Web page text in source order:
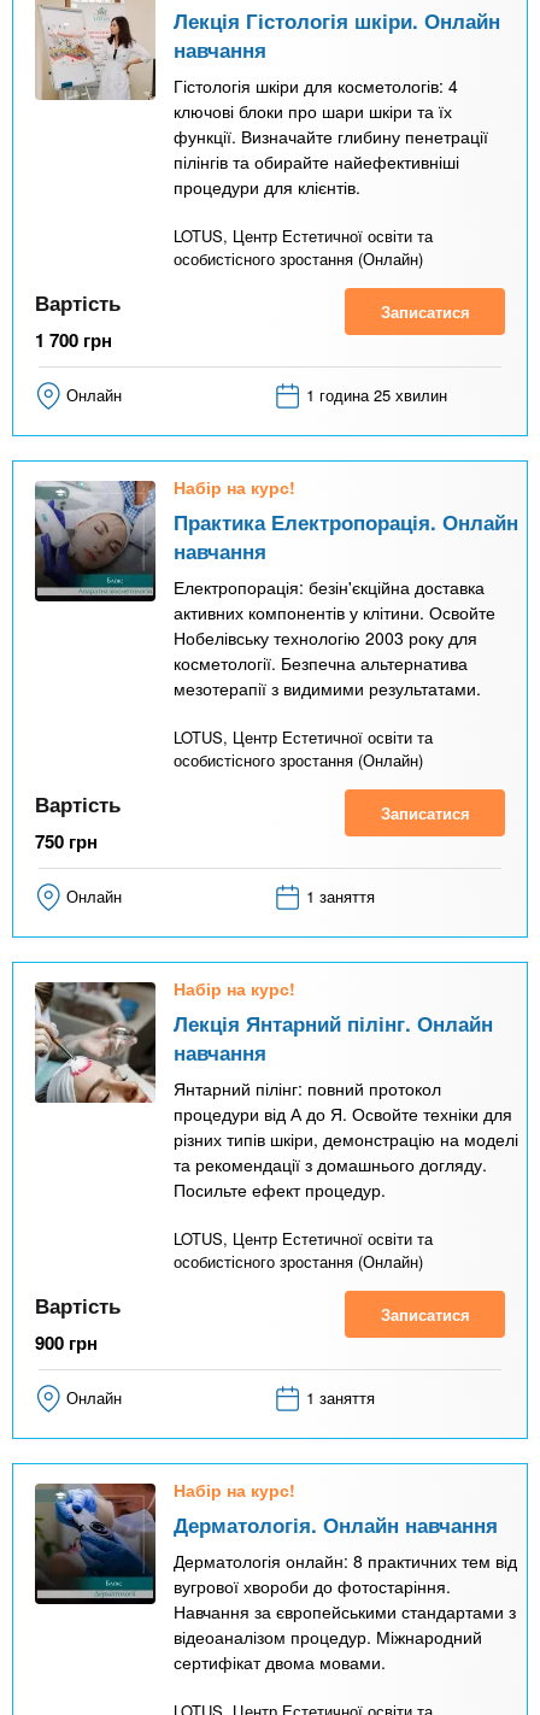
Лекція Гістологія шкіри. Онлайн
навчання
Гістологія шкіри для косметологів: 4
ключові блоки про шари шкіри та їх
функції. Визначайте глибину пенетрації
пілінгів та обирайте найефективніші
процедури для клієнтів.
LOTUS, Центр Естетичної освіти та
особистісного зростання (Онлайн)
Вартість
1 700 грн
Записатися
Онлайн 1 година 25 хвилин
Набір на курс!
Практика Електропорація. Онлайн
навчання
Електропорація: безін'єкційна доставка
активних компонентів у клітини. Освойте
Нобелівську технологію 2003 року для
косметології. Безпечна альтернатива
мезотерапії з видимими результатами.
LOTUS, Центр Естетичної освіти та
особистісного зростання (Онлайн)
Вартість
750 грн
Записатися
Онлайн 1 заняття
Набір на курс!
Лекція Янтарний пілінг. Онлайн
навчання
Янтарний пілінг: повний протокол
процедури від А до Я. Освойте техніки для
різних типів шкіри, демонстрацію на моделі
та рекомендації з домашнього догляду.
Посильте ефект процедур.
LOTUS, Центр Естетичної освіти та
особистісного зростання (Онлайн)
Вартість
900 грн
Записатися
Онлайн 1 заняття
Набір на курс!
Дерматологія. Онлайн навчання
Дерматологія онлайн: 8 практичних тем від
вугрової хвороби до фотостаріння.
Навчання за європейськими стандартами з
відеоаналізом процедур. Міжнародний
сертифікат двома мовами.